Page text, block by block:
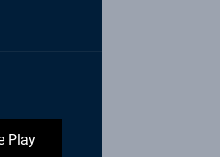
Play